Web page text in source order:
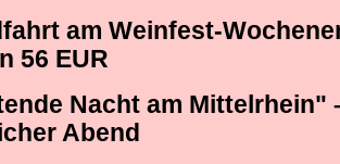
am Weinfest-
56 EUR
Nacht am Mittelrhein"
Abend